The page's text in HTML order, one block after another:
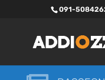
091-